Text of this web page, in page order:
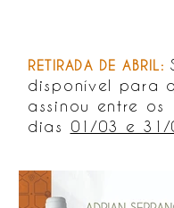
RETIRADA DE ABRIL:
disponível para
assinou entre os
dias 01/03 e 31/